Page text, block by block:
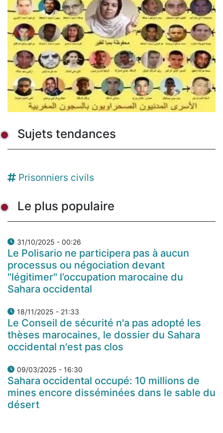
Sujets tendances
Prisonniers civils
Le plus populaire
31/10/2025 - 00:26
Le Polisario ne participera pas à aucun
processus ou négociation devant
"légitimer" l’occupation marocaine du
Sahara occidental
18/11/2025 - 21:33
Le Conseil de sécurité n'a pas adopté les
thèses marocaines, le dossier du Sahara
occidental n'est pas clos
09/03/2025 - 16:30
Sahara occidental occupé: 10 millions de
mines encore disséminées dans le sable du
désert